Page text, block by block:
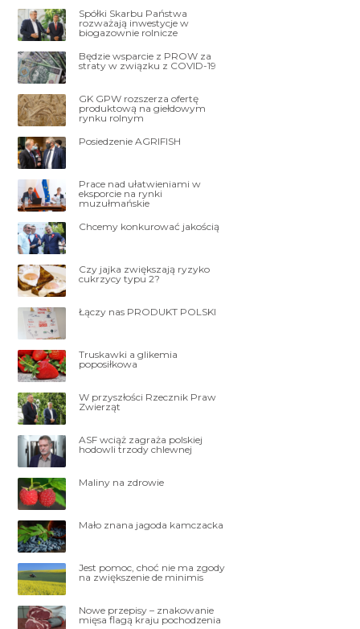
Spółki Skarbu Państwa
rozważają inwestycje w
biogazownie rolnicze
Będzie wsparcie z PROW za
straty w związku z COVID-19
GK GPW rozszerza ofertę
produktową na giełdowym
rynku rolnym
Posiedzenie AGRIFISH
Prace nad ułatwieniami w
eksporcie na rynki
muzułmańskie
Chcemy konkurować jakością
Czy jajka zwiększają ryzyko
cukrzycy typu 2?
Łączy nas PRODUKT POLSKI
Truskawki a glikemia
poposiłkowa
W przyszłości Rzecznik Praw
Zwierząt
ASF wciąż zagraża polskiej
hodowli trzody chlewnej
Maliny na zdrowie
Mało znana jagoda kamczacka
Jest pomoc, choć nie ma zgody
na zwiększenie de minimis
Nowe przepisy – znakowanie
mięsa flagą kraju pochodzenia